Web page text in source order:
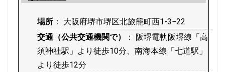
場所 ： 大阪府堺市堺区北旅籠町西1-3−22
交通（公共交通機関で）
： 阪堺電軌阪堺線「高
須神社駅」より徒歩10分、南海本線「七道駅」
より徒歩12分